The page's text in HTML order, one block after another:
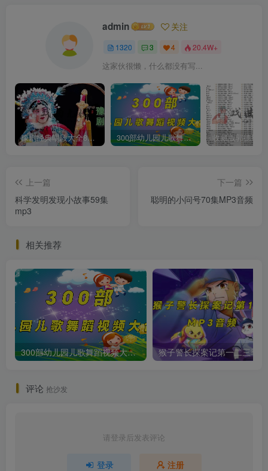
admin 关注
1320 3 4 20.4W+
这家伙很懒，什么都没有写...
豫剧经典唱段大全850首mp3打包戏曲下载 300部幼儿园儿歌舞蹈视频大合集
上一篇
科学发明发现小故事59集
mp3
下一篇
聪明的小问号70集MP3音频
相关推荐
300部幼儿园儿歌舞蹈视频大合集
评论 抢沙发
请登录后发表评论
登录 注册